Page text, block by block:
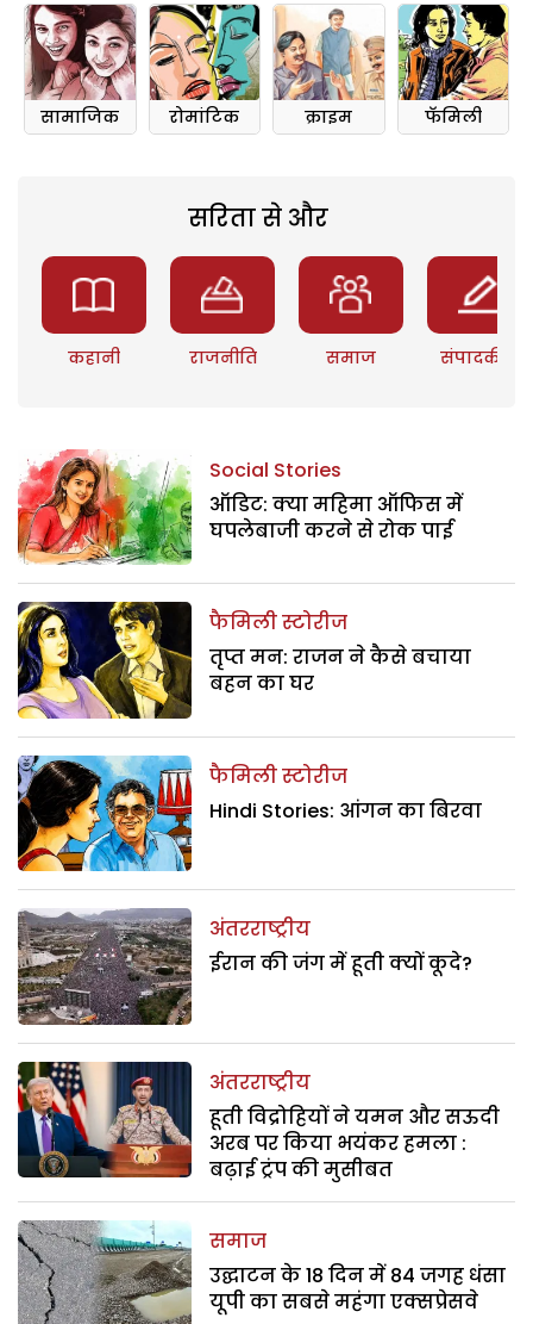
सामाजिक रोमांटिक क्राइम फॅमिली
सरिता से और
कहानी राजनीति समाज संपादकीय
Social Stories
ऑडिट: क्या महिमा ऑफिस में
घपलेबाजी करने से रोक पाई
फैमिली स्टोरीज
तृप्त मन: राजन ने कैसे बचाया
बहन का घर
फैमिली स्टोरीज
Hindi Stories: आंगन का बिरवा
अंतरराष्ट्रीय
ईरान की जंग में हूती क्यों कूदे?
अंतरराष्ट्रीय
हूती विद्रोहियों ने यमन और सऊदी
अरब पर किया भयंकर हमला :
बढ़ाई ट्रंप की मुसीबत
समाज
उद्घाटन के 18 दिन में 84 जगह धंसा
यूपी का सबसे महंगा एक्सप्रेसवे